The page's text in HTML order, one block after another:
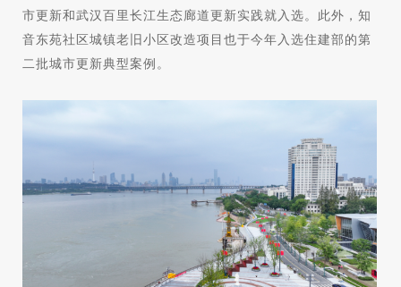
市更新和武汉百里长江生态廊道更新实践就入选。此外，知
音东苑社区城镇老旧小区改造项目也于今年入选住建部的第
二批城市更新典型案例。